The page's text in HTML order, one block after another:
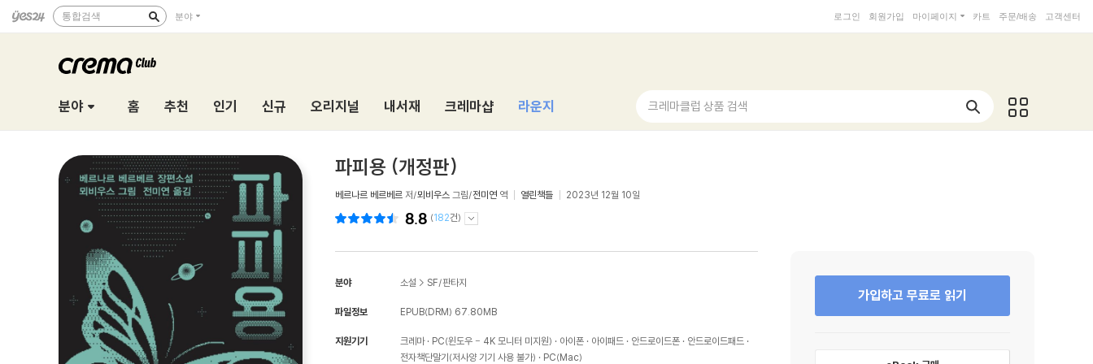
통합검색 분야 로그인 회원가입 마이페이지 카트 주문/배송 고객센터
분야 홈 추천 인기 신규 오리지널 내서재 크레마샵 라운지 크레마클럽 상품 검색
파피용 (개정판)
베르나르 베르베르 저/뫼비우스 그림/전미연 역 열린책들 2023년 12월 10일
8.8 (182건)
분야 소설 > SF/판타지
파일정보 EPUB(DRM) 67.80MB
지원기기 크레마 PC(윈도우 - 4K 모니터 미지원) 아이폰 아이패드 안드로이드폰
안드로이드패드
전자책단말기(저사양 기기 사용 불가)
PC(Mac)
가입하고 무료로 읽기